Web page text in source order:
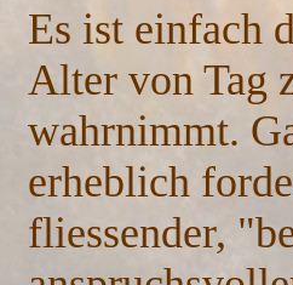
Es ist einfach
Alter von Tag
wahrnimmt.
erheblich
fliessender,